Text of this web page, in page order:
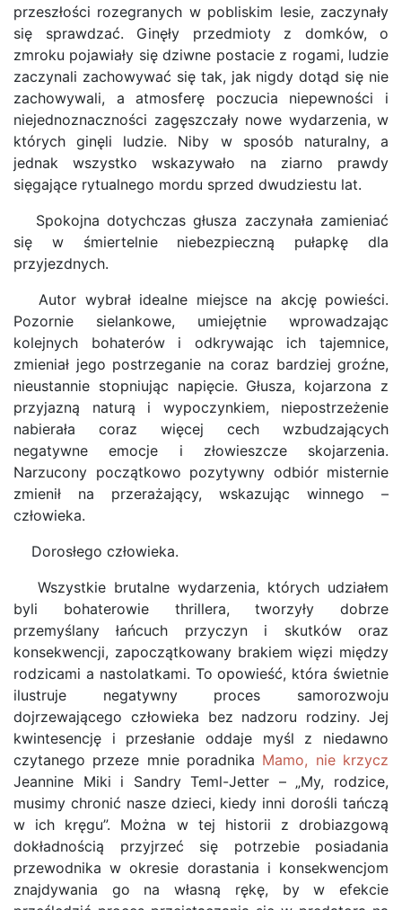
przeszłości rozegranych w pobliskim lesie, zaczynały
się sprawdzać. Ginęły przedmioty z domków, o
zmroku pojawiały się dziwne postacie z rogami, ludzie
zaczynali zachowywać się tak, jak nigdy dotąd się nie
zachowywali, a atmosferę poczucia niepewności i
niejednoznaczności zagęszczały nowe wydarzenia, w
których ginęli ludzie. Niby w sposób naturalny, a
jednak wszystko wskazywało na ziarno prawdy
sięgające rytualnego mordu sprzed dwudziestu lat.
Spokojna dotychczas głusza zaczynała zamieniać
się w śmiertelnie niebezpieczną pułapkę dla
przyjezdnych.
Autor wybrał idealne miejsce na akcję powieści.
Pozornie sielankowe, umiejętnie wprowadzając
kolejnych bohaterów i odkrywając ich tajemnice,
zmieniał jego postrzeganie na coraz bardziej groźne,
nieustannie stopniując napięcie. Głusza, kojarzona z
przyjazną naturą i wypoczynkiem, niepostrzeżenie
nabierała coraz więcej cech wzbudzających
negatywne emocje i złowieszcze skojarzenia.
Narzucony początkowo pozytywny odbiór misternie
zmienił na przerażający, wskazując winnego –
człowieka.
Dorosłego człowieka.
Wszystkie brutalne wydarzenia, których udziałem
byli bohaterowie thrillera, tworzyły dobrze
przemyślany łańcuch przyczyn i skutków oraz
konsekwencji, zapoczątkowany brakiem więzi między
rodzicami a nastolatkami. To opowieść, która świetnie
ilustruje negatywny proces samorozwoju
dojrzewającego człowieka bez nadzoru rodziny. Jej
kwintesencję i przesłanie oddaje myśl z niedawno
czytanego przeze mnie poradnika Mamo, nie krzycz
Jeannine Miki i Sandry Teml-Jetter – „My, rodzice,
musimy chronić nasze dzieci, kiedy inni dorośli tańczą
w ich kręgu”. Można w tej historii z drobiazgową
dokładnością przyjrzeć się potrzebie posiadania
przewodnika w okresie dorastania i konsekwencjom
znajdywania go na własną rękę, by w efekcie